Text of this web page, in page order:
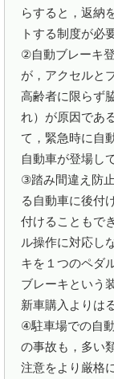
らすると，返納
トする制度が必
②自動ブレーキ
が，アクセルと
高齢者に限らず
れ）が原因であ
て，緊急時に自
自動車が登場し
③踏み間違え防
る自動車に後付
付けることもで
ル操作に対応し
キを１つのペダ
ブレーキという
新車購入よりは
④駐車場での自
の事故も，多い
注意をより厳格